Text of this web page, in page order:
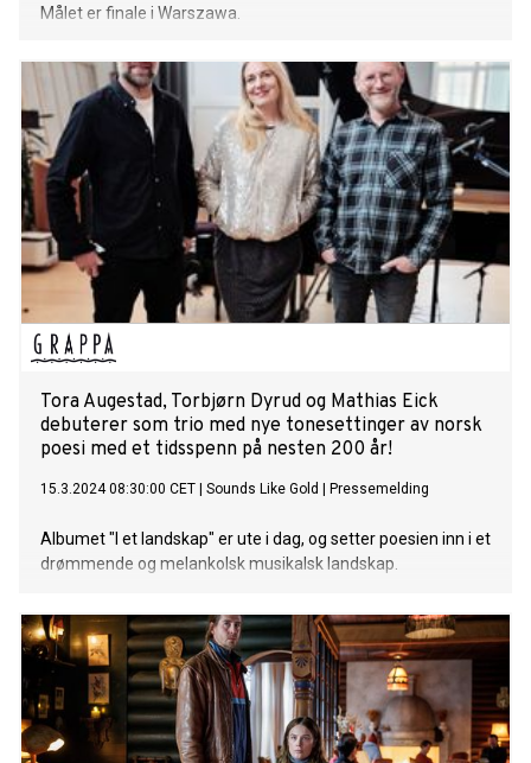
Målet er finale i Warszawa.
Tora Augestad, Torbjørn Dyrud og Mathias Eick
debuterer som trio med nye tonesettinger av norsk
poesi med et tidsspenn på nesten 200 år!
15.3.2024 08:30:00 CET Sounds Like Gold Pressemelding
Albumet "I et landskap" er ute i dag, og setter poesien inn i et
drømmende og melankolsk musikalsk landskap.